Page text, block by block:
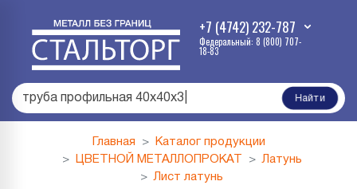
+7 (4742) 232-787
Федеральный: 8 (800) 707-
18-83
труба профильная 40х40х3 Найти
Главная
Каталог продукции
ЦВЕТНОЙ МЕТАЛЛОПРОКАТ
Латунь
Лист латунь